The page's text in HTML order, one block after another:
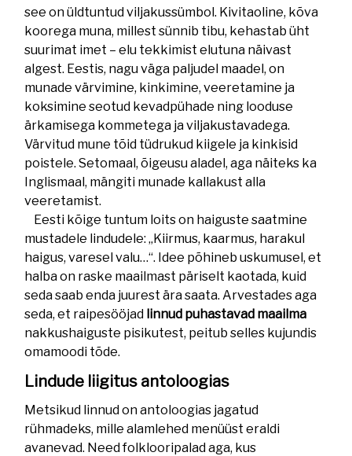
see on üldtuntud viljakussümbol. Kivitaoline, kõva
koorega muna, millest sünnib tibu, kehastab üht
suurimat imet – elu tekkimist elutuna näivast
algest. Eestis, nagu väga paljudel maadel, on
munade värvimine, kinkimine, veeretamine ja
koksimine seotud kevadpühade ning looduse
ärkamisega kommetega ja viljakustavadega.
Värvitud mune tõid tüdrukud kiigele ja kinkisid
poistele. Setomaal, õigeusu aladel, aga näiteks ka
Inglismaal, mängiti munade kallakust alla
veeretamist.
Eesti kõige tuntum loits on haiguste saatmine
mustadele lindudele: „Kiirmus, kaarmus, harakul
haigus, varesel valu…“. Idee põhineb uskumusel, et
halba on raske maailmast päriselt kaotada, kuid
seda saab enda juurest ära saata. Arvestades aga
seda, et raipesööjad linnud puhastavad maailma
nakkushaiguste pisikutest, peitub selles kujundis
omamoodi tõde.
Lindude liigitus antoloogias
Metsikud linnud on antoloogias jagatud
rühmadeks, mille alamlehed menüüst eraldi
avanevad. Need folklooripalad aga, kus